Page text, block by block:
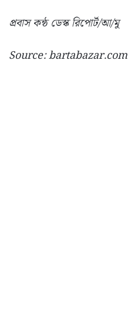
প্রবাস কন্ঠ ডেস্ক রিপোর্ট/আ/মু
Source: bartabazar.com